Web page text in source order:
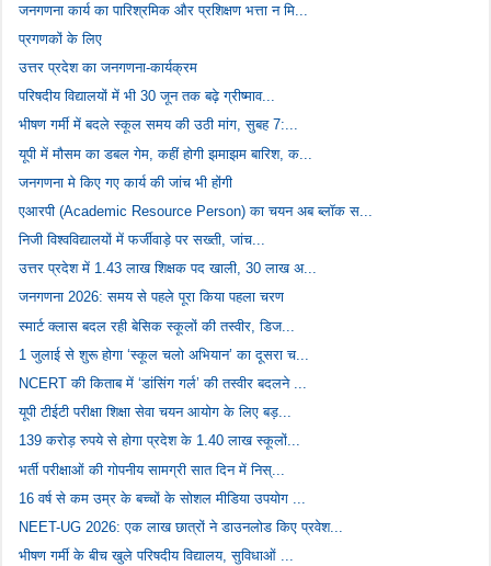
जनगणना कार्य का पारिश्रमिक और प्रशिक्षण भत्ता न मि...
प्रगणकों के लिए
उत्तर प्रदेश का जनगणना-कार्यक्रम
परिषदीय विद्यालयों में भी 30 जून तक बढ़े ग्रीष्माव...
भीषण गर्मी में बदले स्कूल समय की उठी मांग, सुबह 7:...
यूपी में मौसम का डबल गेम, कहीं होगी झमाझम बारिश, क...
जनगणना मे किए गए कार्य की जांच भी होंगी
एआरपी (Academic Resource Person) का चयन अब ब्लॉक स...
निजी विश्वविद्यालयों में फर्जीवाड़े पर सख्ती, जांच...
उत्तर प्रदेश में 1.43 लाख शिक्षक पद खाली, 30 लाख अ...
जनगणना 2026: समय से पहले पूरा किया पहला चरण
स्मार्ट क्लास बदल रही बेसिक स्कूलों की तस्वीर, डिज...
1 जुलाई से शुरू होगा ‘स्कूल चलो अभियान’ का दूसरा च...
NCERT की किताब में ‘डांसिंग गर्ल’ की तस्वीर बदलने ...
यूपी टीईटी परीक्षा शिक्षा सेवा चयन आयोग के लिए बड़...
139 करोड़ रुपये से होगा प्रदेश के 1.40 लाख स्कूलों...
भर्ती परीक्षाओं की गोपनीय सामग्री सात दिन में निस्...
16 वर्ष से कम उम्र के बच्चों के सोशल मीडिया उपयोग ...
NEET-UG 2026: एक लाख छात्रों ने डाउनलोड किए प्रवेश...
भीषण गर्मी के बीच खुले परिषदीय विद्यालय, सुविधाओं ...